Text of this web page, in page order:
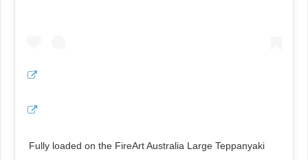
Fully loaded on the FireArt Australia Large Teppanyaki